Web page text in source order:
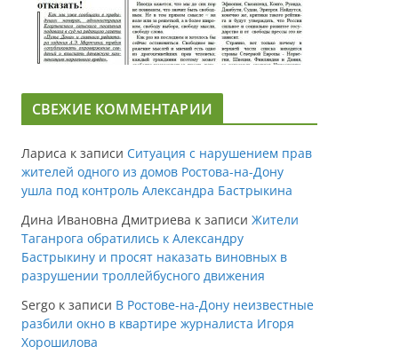
СВЕЖИЕ КОММЕНТАРИИ
Лариса к записи Ситуация с нарушением прав
жителей одного из домов Ростова-на-Дону
ушла под контроль Александра Бастрыкина
Дина Ивановна Дмитриева к записи Жители
Таганрога обратились к Александру
Бастрыкину и просят наказать виновных в
разрушении троллейбусного движения
Sergo к записи В Ростове-на-Дону неизвестные
разбили окно в квартире журналиста Игоря
Хорошилова